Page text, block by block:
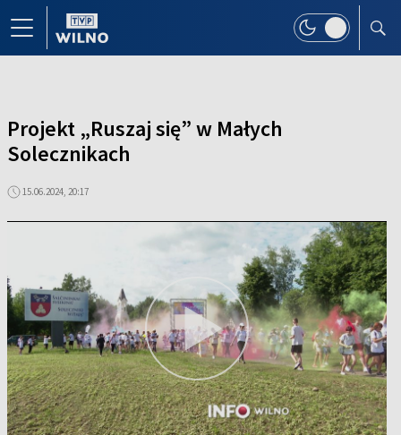
Projekt „Ruszaj się” w Małych
Solecznikach
15.06.2024, 20:17